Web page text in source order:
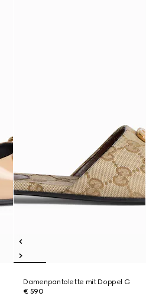
Damenpantolette mit Doppel G
€ 590